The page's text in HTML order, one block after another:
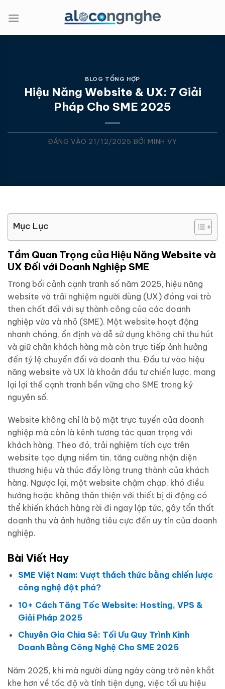
qua
BLOG TỔNG HỢP
Hiệu Năng Website & UX: 7 Giải
Pháp Cho SME 2025
ĐĂNG VÀO 21/12/2025 BỞIMINH VY
Mục Lục
Tầm Quan Trọng của Hiệu Năng Website và
UX Đối với Doanh Nghiệp SME
Trong bối cảnh cạnh tranh số năm 2025, hiệu năng
website và trải nghiệm người dùng (UX) đóng vai trò
then chốt đối với sự thành công của các doanh
nghiệp vừa và nhỏ (SME). Một website hoạt động
nhanh chóng, ổn định và dễ sử dụng không chỉ thu hút
và giữ chân khách hàng mà còn trực tiếp ảnh hưởng
đến tỷ lệ chuyển đổi và doanh thu. Đầu tư vào hiệu
năng website và UX là khoản đầu tư chiến lược, mang
lại lợi thế cạnh tranh bền vững cho SME trong kỷ
nguyên số.
Website không chỉ là bộ mặt trực tuyến của doanh
nghiệp mà còn là kênh tương tác quan trọng với
khách hàng. Theo đó, trải nghiệm tích cực trên
website tạo dựng niềm tin, tăng cường nhận diện
thương hiệu và thúc đẩy lòng trung thành của khách
hàng. Ngược lại, một website chậm chạp, khó điều
hướng hoặc không thân thiện với thiết bị di động có
thể khiến khách hàng rời đi ngay lập tức, gây tổn thất
doanh thu và ảnh hưởng tiêu cực đến uy tín của doanh
nghiệp.
Bài Viết Hay
SME Việt Nam: Vượt thách thức bằng chiến lược
công nghệ đột phá?
10+ Cách Tăng Tốc Website: Hosting, VPS &
Giải Pháp 2025
Chuyên Gia Chia Sẻ: Tối Ưu Quy Trình Kinh
Doanh Bằng Công Nghệ Cho SME 2025
Năm 2025, khi mà người dùng ngày càng trở nên khắt
khe hơn về tốc độ và tính tiện dụng, việc tối ưu hiệu